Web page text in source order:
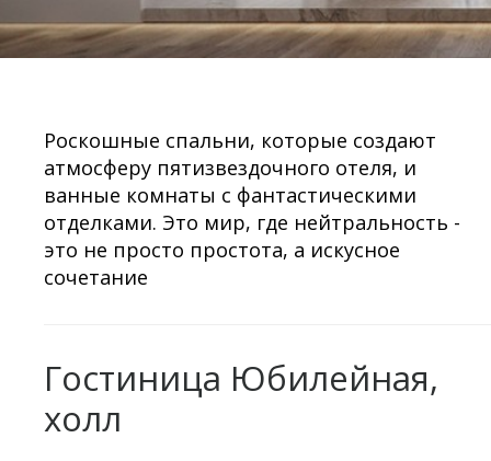
Роскошные спальни, которые создают
атмосферу пятизвездочного отеля, и
ванные комнаты с фантастическими
отделками. Это мир, где нейтральность -
это не просто простота, а искусное
сочетание
Гостиница Юбилейная,
холл